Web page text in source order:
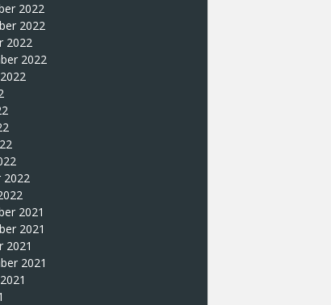
2022
2022
2022
2022
2022
2021
2021
2021
2021